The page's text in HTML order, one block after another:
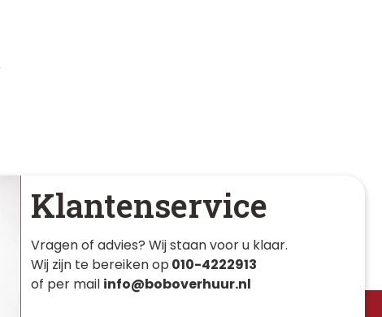
Klantenservice
Vragen of advies? Wij staan voor u klaar.
Wij zijn te bereiken op 010-4222913
of per mail info@boboverhuur.nl